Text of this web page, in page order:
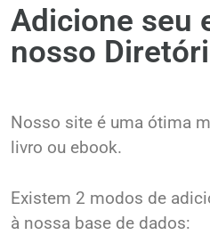
Adicione seu
nosso
Nosso site é uma ótima
livro ou ebook.
Existem 2 modos de
à nossa base de dados: